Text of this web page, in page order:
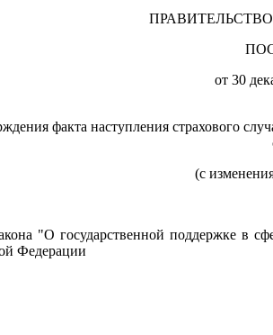
от 30
факта наступления страхового
(с
"О государственной поддержке в
Федерации